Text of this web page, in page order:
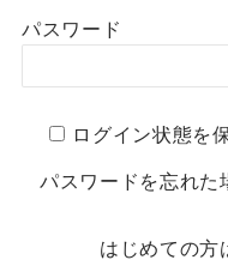
パスワード
ログイン状態を
パスワードを忘れた
はじめての方